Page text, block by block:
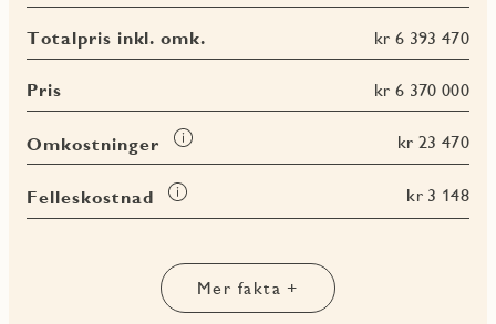
Totalpris inkl. omk. kr 6 393 470
Pris kr 6 370 000
Omkostninger
Les
mer
om
Omkostninger
kr 23 470
Felleskostnad
Les
kr 3 148
Les
Les Les
BRA
totalt
Mer fakta +